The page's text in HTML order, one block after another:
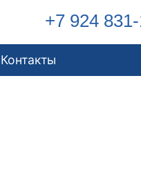
+7 924
Контакты